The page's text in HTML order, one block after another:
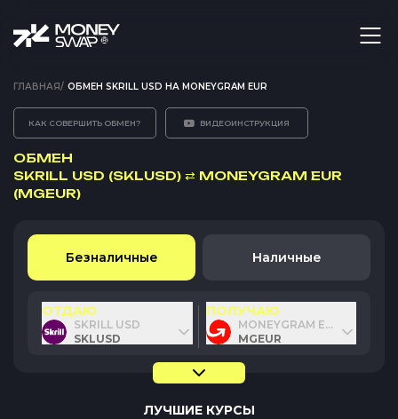
ГЛАВНАЯ/ ОБМЕН SKRILL USD НА MONEYGRAM EUR
КАК СОВЕРШИТЬ ОБМЕН? ВИДЕОИНСТРУКЦИЯ
ОБМЕН
SKRILL USD (SKLUSD) ⇄ MONEYGRAM EUR
(MGEUR)
Безналичные Наличные
ОТДАЮ
SKRILL USD
SKLUSD
ПОЛУЧАЮ
MONEYGRAM EUR
MGEUR
ЛУЧШИЕ КУРСЫ